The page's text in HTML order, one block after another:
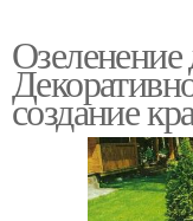
Озеленение
создание